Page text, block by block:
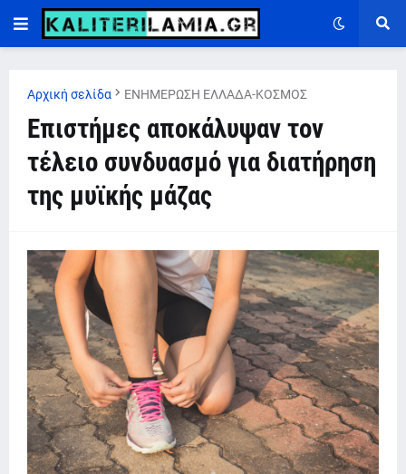
Αρχική σελίδα ΕΝΗΜΕΡΩΣΗ ΕΛΛΑΔΑ-ΚΟΣΜΟΣ
Επιστήμες αποκάλυψαν τον
τέλειο συνδυασμό για διατήρηση
της μυϊκής μάζας